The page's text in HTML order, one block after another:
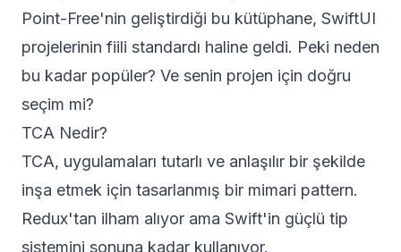
Point-Free'nin geliştirdiği bu kütüphane, SwiftUI
projelerinin fiili standardı haline geldi. Peki neden
bu kadar popüler? Ve senin projen için doğru
seçim mi?
TCA Nedir?
TCA, uygulamaları tutarlı ve anlaşılır bir şekilde
inşa etmek için tasarlanmış bir mimari pattern.
Redux'tan ilham alıyor ama Swift'in güçlü tip
sistemini sonuna kadar kullanıyor.